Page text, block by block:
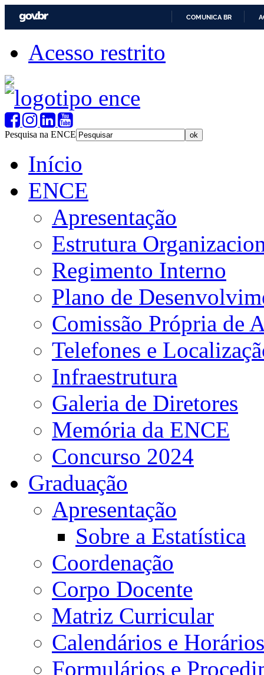
COMUNICA BR
Acesso restrito
Pesquisa na ENCE
Início
ENCE
Apresentação
Estrutura
Regimento Interno
Plano de
Comissão Própria de
Telefones e
Infraestrutura
Galeria de Diretores
Memória da ENCE
Concurso 2024
Graduação
Apresentação
Sobre a Estatística
Coordenação
Corpo Docente
Matriz Curricular
Calendários e Horários
Formulários e